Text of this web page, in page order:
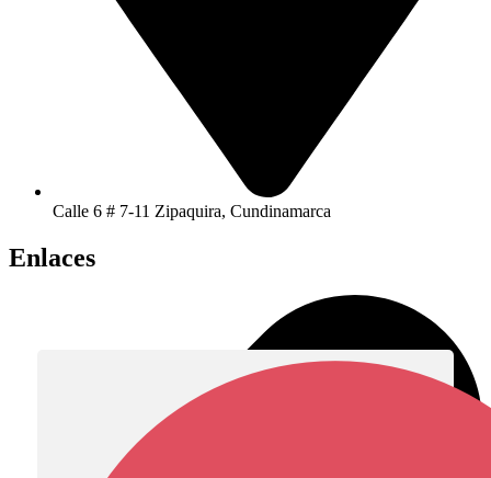
Calle 6 # 7-11 Zipaquira, Cundinamarca
Enlaces